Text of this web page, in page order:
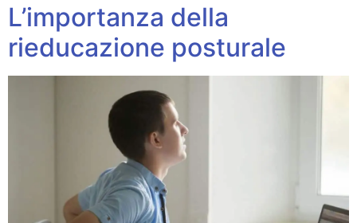
L’importanza della
rieducazione posturale